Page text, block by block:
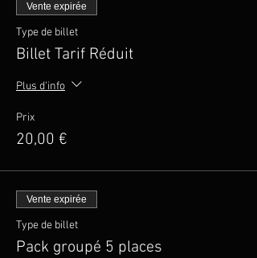
Vente expirée
Type de billet
Billet Tarif Réduit
Plus d'info
Prix
20,00 €
Vente expirée
Type de billet
Pack groupé 5 places